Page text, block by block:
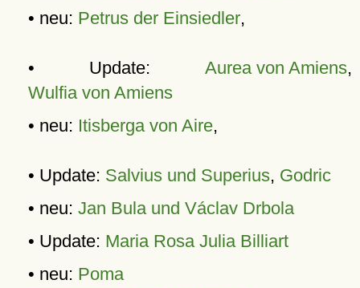
• neu: Petrus der Einsiedler,
• Update: Aurea von Amiens,
Wulfia von Amiens
• neu: Itisberga von Aire,
• Update: Salvius und Superius, Godric
• neu: Jan Bula und Václav Drbola
• Update: Maria Rosa Julia Billiart
• neu: Poma